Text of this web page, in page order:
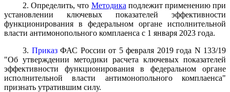
2. Определить, что Методика подлежит применению при
установлении ключевых показателей эффективности
функционирования в федеральном органе исполнительной
власти антимонопольного комплаенса с 1 января 2023 года.
3. ПриказФАС России от 5 февраля 2019 года N 133/19
"Об утверждении методики расчета ключевых показателей
эффективности функционирования в федеральном органе
исполнительной власти антимонопольного комплаенса"
признать утратившим силу.